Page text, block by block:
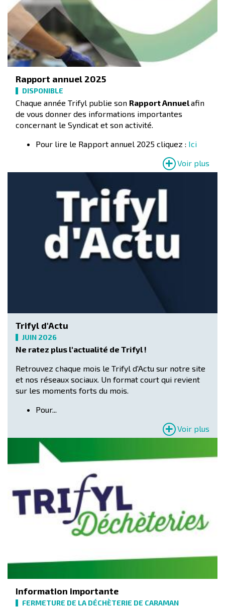
Rapport annuel 2025
DISPONIBLE
Chaque année Trifyl publie son Rapport Annuelafin
de vous donner des informations importantes
concernant le Syndicat et son activité.
Pour lire le Rapport annuel 2025 cliquez : Ici
Voir plus
Trifyl d'Actu
JUIN 2026
Ne ratez plus l'actualité de Trifyl !
Retrouvez chaque mois le Trifyl d'Actu sur notre site
et nos réseaux sociaux. Un format court qui revient
sur les moments forts du mois.
Pour...
Voir plus
Information importante
FERMETURE DE LA DÉCHÈTERIE DE CARAMAN